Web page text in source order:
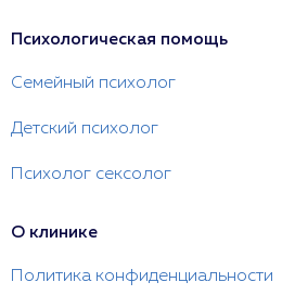
Психологическая помощь
Семейный психолог
Детский психолог
Психолог сексолог
О клинике
Политика конфиденциальности